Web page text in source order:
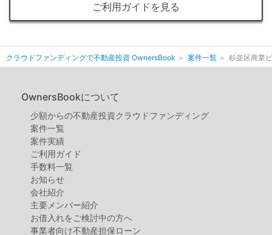
ご利用ガイドを見る
クラウドファンディングで不動産投資 OwnersBook 案件一覧 杉並区商業
OwnersBookについて
少額からの不動産投資クラウドファンディング
案件⼀覧
案件実績
ご利用ガイド
手数料一覧
お知らせ
会社紹介
主要メンバー紹介
お借入れをご検討中の方へ
事業者向け不動産担保ローン